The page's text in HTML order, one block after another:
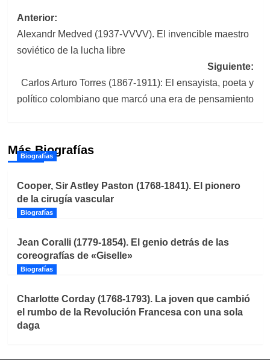
Navegación
de
Anterior:
Alexandr Medved (1937-VVVV). El invencible maestro
soviético de la lucha libre
Siguiente:
Carlos Arturo Torres (1867-1911): El ensayista, poeta y
político colombiano que marcó una era de pensamiento
Más Biografías
Biografías
Cooper, Sir Astley Paston (1768-1841). El pionero
de la cirugía vascular
Biografías
Jean Coralli (1779-1854). El genio detrás de las
coreografías de «Giselle»
Biografías
Charlotte Corday (1768-1793). La joven que cambió
el rumbo de la Revolución Francesa con una sola
daga